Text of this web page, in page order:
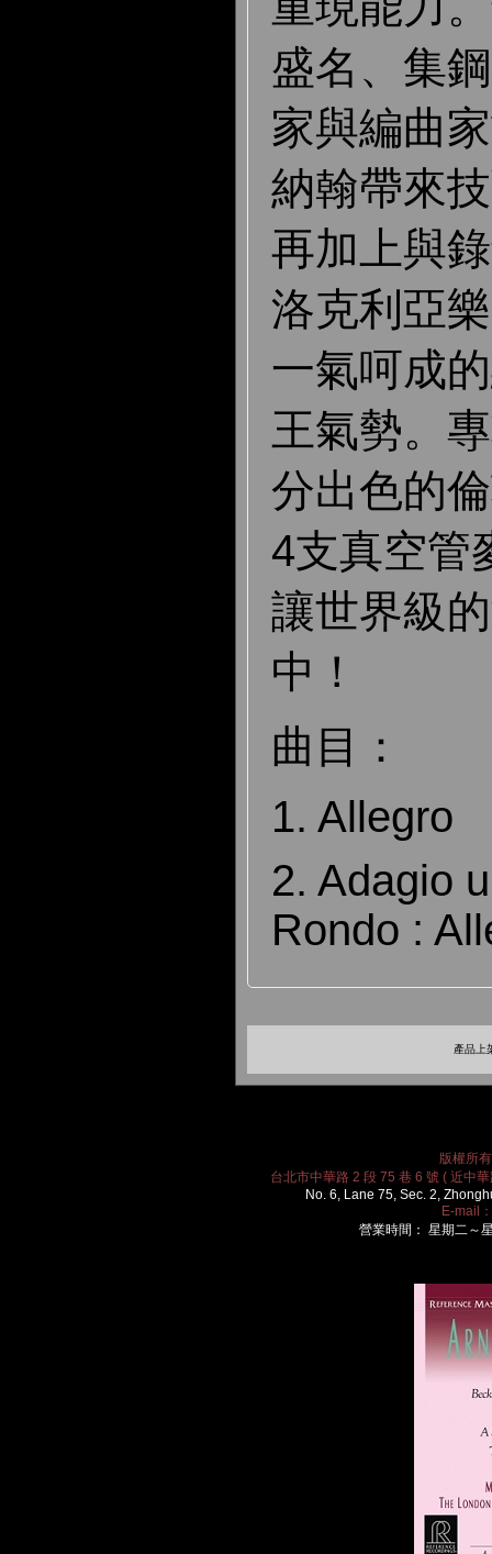
盛名、集
家與編曲
納翰帶來
再加上與
洛克利亞
一氣呵成
王氣勢。
分出色的
4支真空管
讓世界級
中！
曲目：
1. Allegro
2. Adagio
Rondo :
產品上
版權所
台北市中華路 2 段 75 巷 6 號 ( 近中
No. 6, Lane 75, Sec. 2,
E-mail：
營業時間： 星期二～